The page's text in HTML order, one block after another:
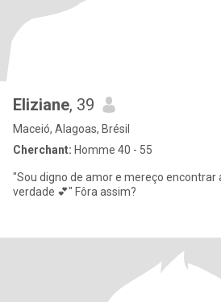
Eliziane, 39
Maceió, Alagoas, Brésil
Cherchant: Homme 40 - 55
"Sou digno de amor e mereço encontrar
verdade 💕" Fôra assim?